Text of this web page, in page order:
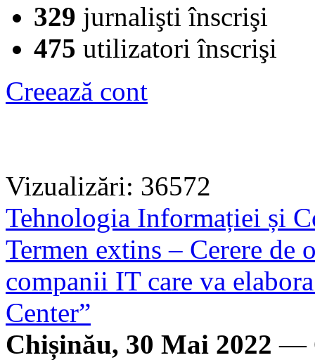
329 jurnalişti înscrişi
475 utilizatori înscrişi
Creează cont
Vizualizări: 36572
Tehnologia Informației și
Termen extins – Cerere de
companii IT care va
Center”
Chișinău, 30 Mai 2022 —